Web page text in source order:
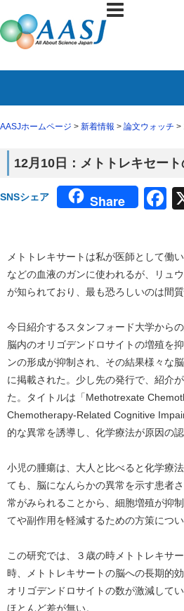
AASJホームページ > 新着情報 > 論文ウォッチ >
12月10日：メトトレキセー
SNSシェア Share
メトトレキサートは私が医師として働
などの血液のガンに使われるが、リュ
が知られており、最も恐ろしいのは間
今日紹介するスタンフォード大学から
脳内のオリゴデンドロサイトの増殖を
ンの形成が抑制され、その結果様々な
に掲載された。少し先の発行で、紹介
た。タイトルは「Methotrexate
Chemotherapy-Related Cognitive
的な異常を誘導し、化学療法が原因の
小児の腫瘍は、大人と比べると化学療
ても、脳になんらかの異常を示す患者
常がみられることから、細胞増殖が抑
てや副作用を軽減するための方策につ
この研究では、３歳の時メトトレキサ
時、メトトレキサートの脳への長期的
オリゴデンドロサイトの数が激減して
ほとんど差が無い。